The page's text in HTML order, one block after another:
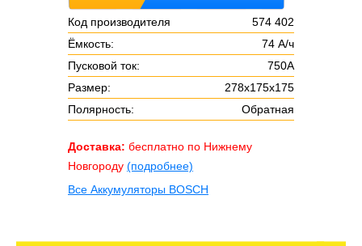
Код производителя
574 402
Ёмкость:
74 А/ч
Пусковой ток:
750А
Размер:
278х175х175
Полярность:
Обратная
Доставка: бесплатно по Нижнему
Новгороду (подробнее)
Все Аккумуляторы BOSCH